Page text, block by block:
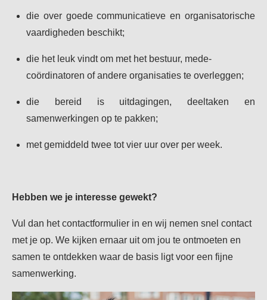
die over goede communicatieve en organisatorische
vaardigheden beschikt;
die het leuk vindt om met het bestuur, mede-
coördinatoren of andere organisaties te overleggen;
die bereid is uitdagingen, deeltaken en
samenwerkingen op te pakken;
met gemiddeld twee tot vier uur over per week.
Hebben we je interesse gewekt?
Vul dan het contactformulier in en wij nemen snel contact
met je op. We kijken ernaar uit om jou te ontmoeten en
samen te ontdekken waar de basis ligt voor een fijne
samenwerking.